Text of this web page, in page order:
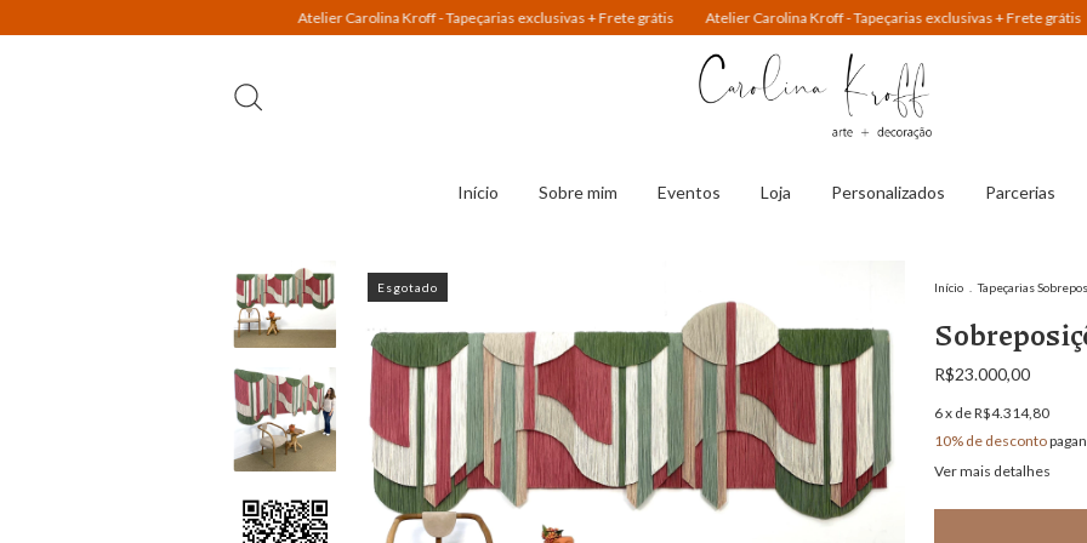
Atelier Carolina Kroff - Tapeçarias exclusivas + Frete grátis Atelier Carolina Kroff - Tapeçarias exclusivas + Frete grátis Atelier
Início Sobre mim Eventos Loja Personalizados Parcerias
Esgotado Início Tapeçarias
R$23.000,00
6x deR$4.314,80
10% de desconto
Ver mais detalhes